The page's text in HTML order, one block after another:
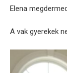
Elena
A vak gyerekek